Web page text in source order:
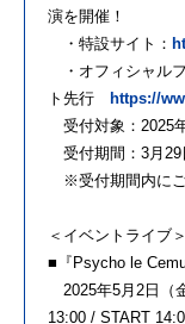
演を開催！
・特設サイト：
・オフィシャル
ト先行
https://
受付対象：2025
受付期間：3月29
※受付期間内にご
＜イベントライブ＞
■『Psycho le
2025年5月2日
13:00 / START